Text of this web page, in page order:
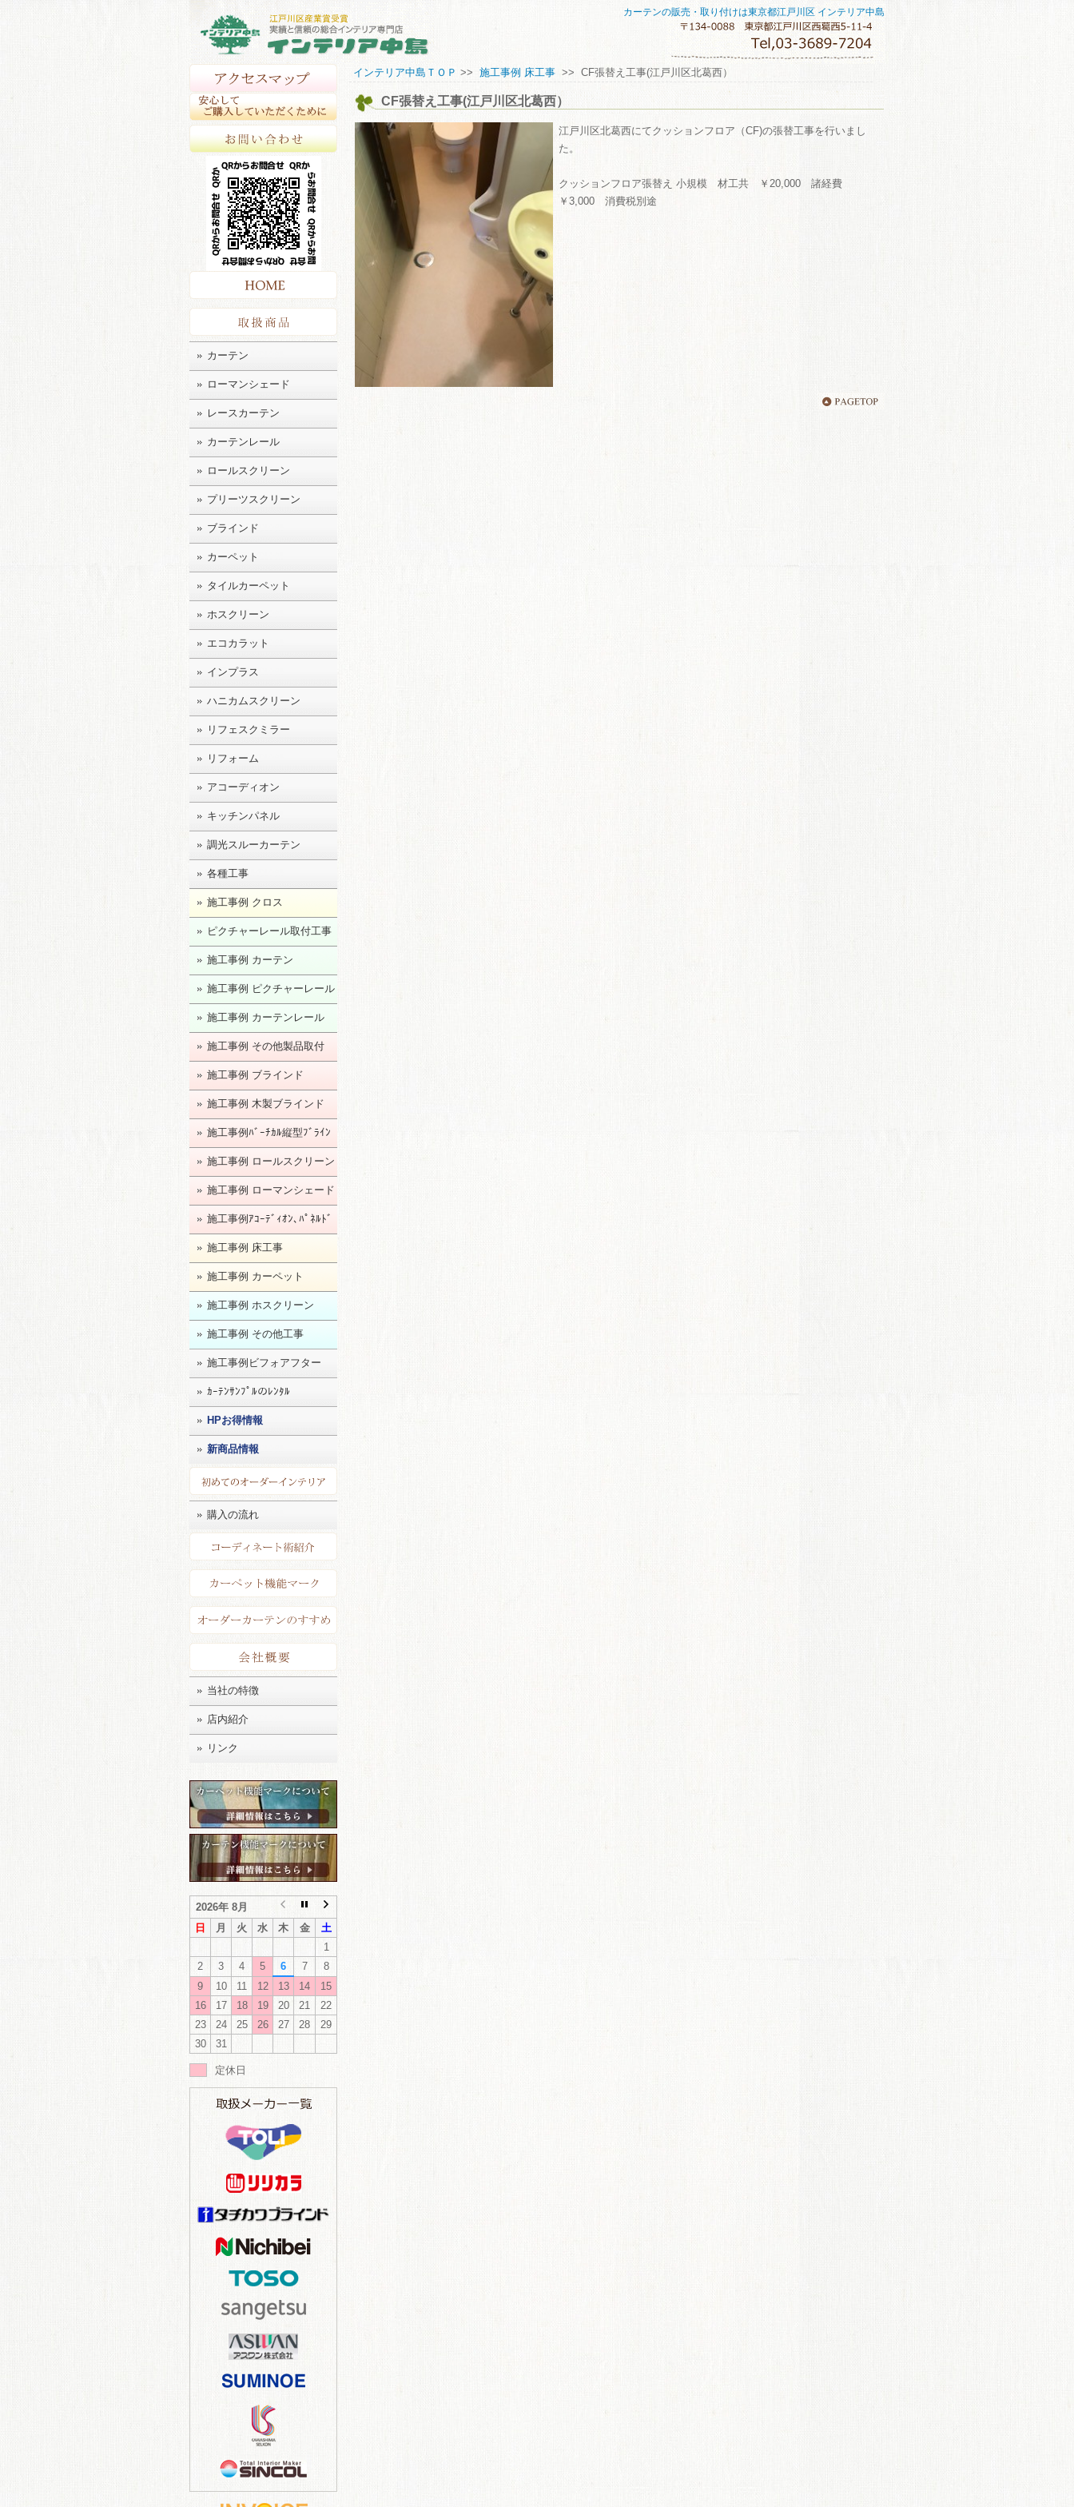
カーテンの販売・取り付けは東京都江戸川区 インテリア中島
アクセスマップ
安心してご購入していただくために
お問い合わせ
カーテン
ローマンシェード
レースカーテン
カーテンレール
ロールスクリーン
プリーツスクリーン
ブラインド
カーペット
タイルカーペット
ホスクリーン
エコカラット
インプラス
ハニカムスクリーン
リフェスクミラー
リフォーム
アコーディオン
キッチンパネル
調光スルーカーテン
各種工事
施工事例 クロス
ピクチャーレール取付工事
施工事例 カーテン
施工事例 ピクチャーレール
施工事例 カーテンレール
施工事例 その他製品取付
施工事例 ブラインド
施工事例 木製ブラインド
施工事例ﾊﾞｰﾁｶﾙ縦型ﾌﾞﾗｲﾝ
ﾄﾞ 施工事例 ロールスクリーン
施工事例 ローマンシェード
施工事例ｱｺｰﾃﾞｨｵﾝ､ﾊﾟﾈﾙﾄﾞ
施工事例 床工事
施工事例 カーペット
施工事例 ホスクリーン
施工事例 その他工事
施工事例ビフォアフター
ｶｰﾃﾝｻﾝﾌﾟﾙのﾚﾝﾀﾙ
HPお得情報
新商品情報
購入の流れ
当社の特徴
店内紹介
リンク
2026年 8月
日
月 火 水 木 金
土
1
2
3 4 5 6 7
8
9
10 11 12 13 14
15
16
17 18 19 20 21
22
23
24 25 26 27 28
29
30
31
定休日
インテリア中島ＴＯＰ >> 施工事例 床工事 >> CF張替え工事(江戸川区北葛西）
CF張替え工事(江戸川区北葛西）
江戸川区北葛西にてクッションフロア（CF)の張替工事を行いまし
た。
クッションフロア張替え 小規模 材工共 ￥20,000 諸経費
￥3,000 消費税別途